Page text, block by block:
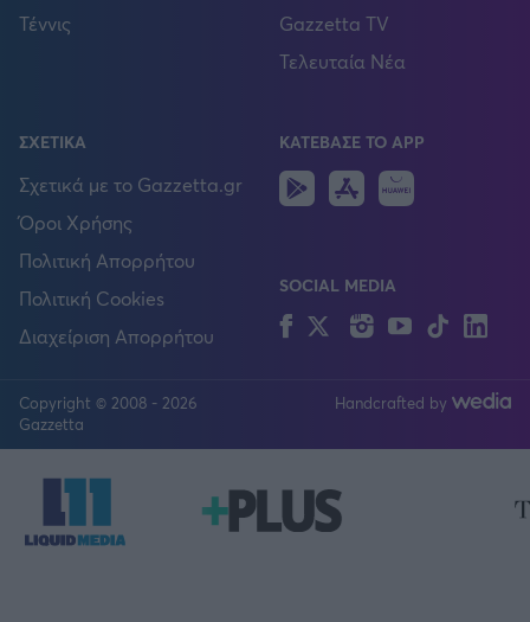
Τέννις
Gazzetta TV
Τελευταία Νέα
ΣΧΕΤΙΚΑ
Σχετικά με το Gazzetta.gr
Όροι Χρήσης
Πολιτική Απορρήτου
Πολιτική Cookies
Διαχείριση Απορρήτου
ΚΑΤΕΒΑΣΕ ΤΟ APP
Android
IOS
SOCIAL MEDIA
FacebookTwitterInstagram
YouTubeTikTok
Copyright © 2008 - 2026
Gazzetta
Handcrafted by